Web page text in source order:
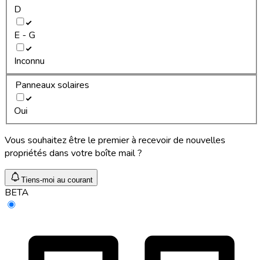
D
E - G
Inconnu
Panneaux solaires
Oui
Vous souhaitez être le premier à recevoir de nouvelles
propriétés dans votre boîte mail ?
Tiens-moi au courant
BETA